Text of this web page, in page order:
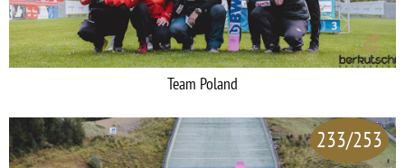
Team Poland
233/253